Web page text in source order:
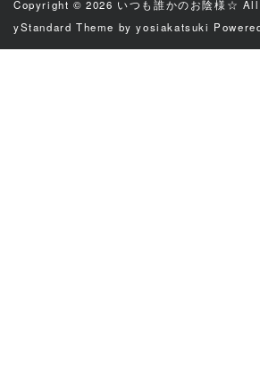
Copyright © 2026 いつも誰かのお陰様☆ All
yStandard Theme byyosiakatsuki